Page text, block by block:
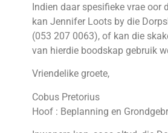
Indien daar spesifieke vrae oor
kan Jennifer Loots by die
(053 207 0063), of kan die
van hierdie boodskap gebruik
Vriendelike groete,
Cobus Pretorius
Hoof : Beplanning en